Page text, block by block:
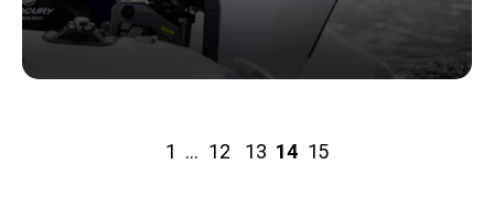
1 … 12 13 14 15